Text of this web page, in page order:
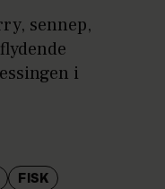
sennep,
i
FISK